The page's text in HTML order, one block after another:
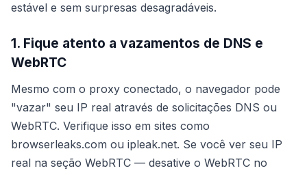
estável e sem surpresas desagradáveis.
1. Fique atento a vazamentos de DNS e
WebRTC
Mesmo com o proxy conectado, o navegador pode
"vazar" seu IP real através de solicitações DNS ou
WebRTC. Verifique isso em sites como
browserleaks.com ou ipleak.net. Se você ver seu IP
real na seção WebRTC — desative o WebRTC no